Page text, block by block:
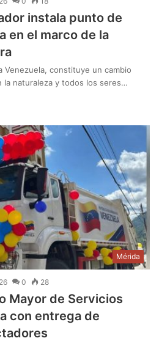
instala punto de
en el marco de la
Venezuela, constituye un cambio
la naturaleza y todos los seres…
Mérida
0 28
Mayor de Servicios
con entrega de